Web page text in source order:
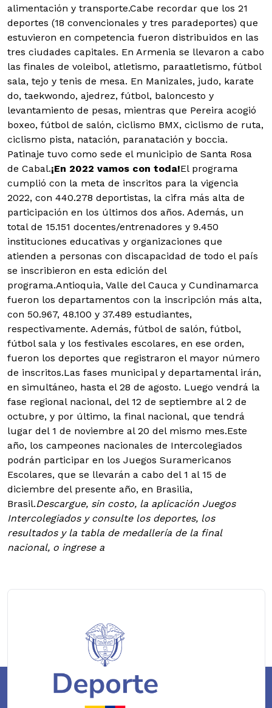
alimentación y transporte.Cabe recordar que los 21
deportes (18 convencionales y tres paradeportes) que
estuvieron en competencia fueron distribuidos en las
tres ciudades capitales. En Armenia se llevaron a cabo
las finales de voleibol, atletismo, paraatletismo, fútbol
sala, tejo y tenis de mesa. En Manizales, judo, karate
do, taekwondo, ajedrez, fútbol, baloncesto y
levantamiento de pesas, mientras que Pereira acogió
boxeo, fútbol de salón, ciclismo BMX, ciclismo de ruta,
ciclismo pista, natación, paranatación y boccia.
Patinaje tuvo como sede el municipio de Santa Rosa
de Cabal.¡En 2022 vamos con toda!El programa
cumplió con la meta de inscritos para la vigencia
2022, con 440.278 deportistas, la cifra más alta de
participación en los últimos dos años. Además, un
total de 15.151 docentes/entrenadores y 9.450
instituciones educativas y organizaciones que
atienden a personas con discapacidad de todo el país
se inscribieron en esta edición del
programa.Antioquia, Valle del Cauca y Cundinamarca
fueron los departamentos con la inscripción más alta,
con 50.967, 48.100 y 37.489 estudiantes,
respectivamente. Además, fútbol de salón, fútbol,
fútbol sala y los festivales escolares, en ese orden,
fueron los deportes que registraron el mayor número
de inscritos.Las fases municipal y departamental irán,
en simultáneo, hasta el 28 de agosto. Luego vendrá la
fase regional nacional, del 12 de septiembre al 2 de
octubre, y por último, la final nacional, que tendrá
lugar del 1 de noviembre al 20 del mismo mes.Este
año, los campeones nacionales de Intercolegiados
podrán participar en los Juegos Suramericanos
Escolares, que se llevarán a cabo del 1 al 15 de
diciembre del presente año, en Brasilia,
Brasil.Descargue, sin costo, la aplicación Juegos
Intercolegiados y consulte los deportes, los
resultados y la tabla de medallería de la final
nacional, o ingrese a